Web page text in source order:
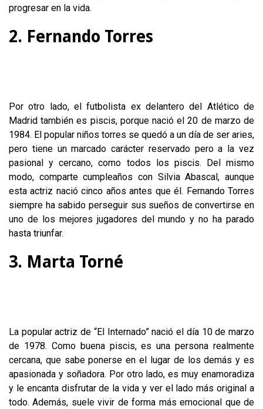
progresar en la vida.
2. Fernando Torres
Por otro lado, el futbolista ex delantero del Atlético de
Madrid también es piscis, porque nació el 20 de marzo de
1984. El popular niños torres se quedó a un día de ser aries,
pero tiene un marcado carácter reservado pero a la vez
pasional y cercano, como todos los piscis. Del mismo
modo, comparte cumpleaños con Silvia Abascal, aunque
esta actriz nació cinco años antes que él. Fernando Torres
siempre ha sabido perseguir sus sueños de convertirse en
uno de los mejores jugadores del mundo y no ha parado
hasta triunfar.
3. Marta Torné
La popular actriz de “El Internado” nació el día 10 de marzo
de 1978. Como buena piscis, es una persona realmente
cercana, que sabe ponerse en el lugar de los demás y es
apasionada y soñadora. Por otro lado, es muy enamoradiza
y le encanta disfrutar de la vida y ver el lado más original a
todo. Además, suele vivir de forma más emocional que de